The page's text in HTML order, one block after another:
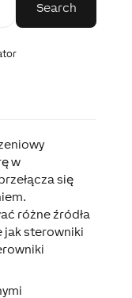
w
się
różne źródła
jak sterowniki